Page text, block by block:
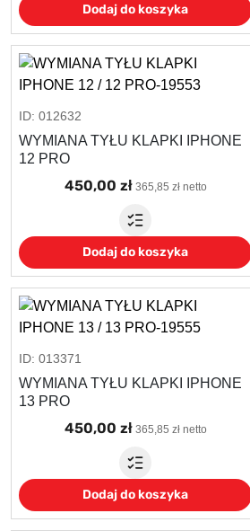
Dodaj do koszyka
ID: 012632
WYMIANA TYŁU KLAPKI IPHONE
12 PRO
450,00 zł 365,85 zł netto
Dodaj do koszyka
ID: 013371
WYMIANA TYŁU KLAPKI IPHONE
13 PRO
450,00 zł 365,85 zł netto
Dodaj do koszyka